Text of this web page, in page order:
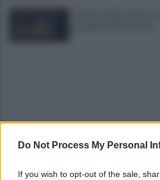
Do Not Process My Personal
If you wish to opt-out of the sale,
Tragedia a Paestum,